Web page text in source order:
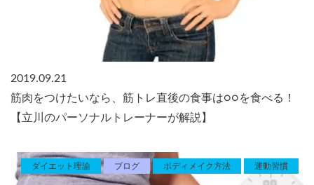
2019.09.21
筋肉をつけたいなら、筋トレ直後の食事は○○を食べる！
【立川のパーソナルトレーナーが解説】
ダイエット理論 ブログ ボディメイク方法 運動習慣